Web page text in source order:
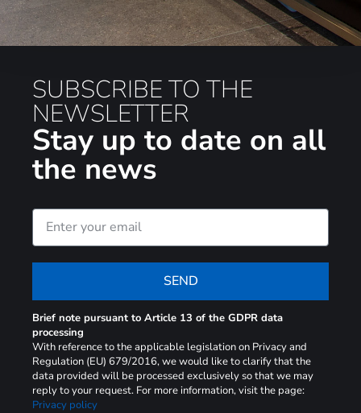
SUBSCRIBE TO THE
NEWSLETTER
Stay up to date on all
the news
SEND
Brief note pursuant to Article 13 of the GDPR data
processing
With reference to the applicable legislation on Privacy and
Regulation (EU) 679/2016, we would like to clarify that the
data provided will be processed exclusively so that we may
reply to your request. For more information, visit the page:
Privacy policy